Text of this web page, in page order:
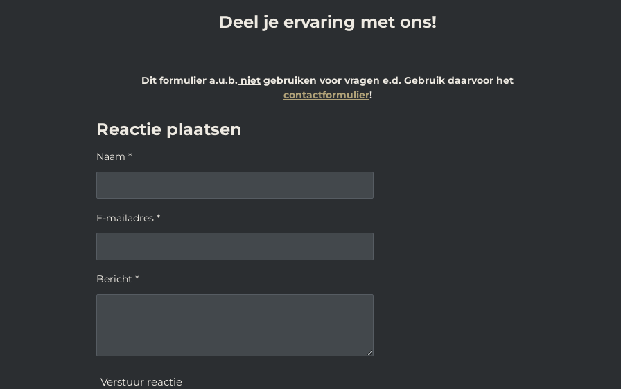
Deel je ervaring met ons!
Dit formulier a.u.b. niet gebruiken voor vragen e.d. Gebruik daarvoor het
contactformulier!
Reactie plaatsen
Naam *
E-mailadres *
Bericht *
Verstuur reactie